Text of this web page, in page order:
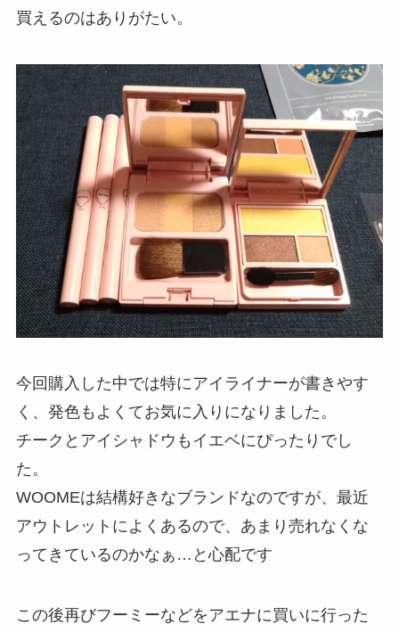
買えるのはありがたい。
今回購入した中では特にアイライナーが書きやす
く、発色もよくてお気に入りになりました。
チークとアイシャドウもイエベにぴったりでし
た。
WOOMEは結構好きなブランドなのですが、最近
アウトレットによくあるので、あまり売れなくな
ってきているのかなぁ…と心配です
この後再びフーミーなどをアエナに買いに行った